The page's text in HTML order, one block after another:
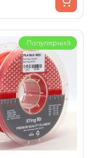
Популярний